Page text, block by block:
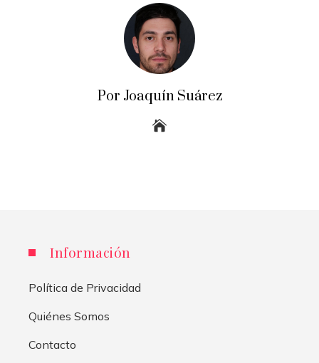
Por Joaquín Suárez
Información
Política de Privacidad
Quiénes Somos
Contacto